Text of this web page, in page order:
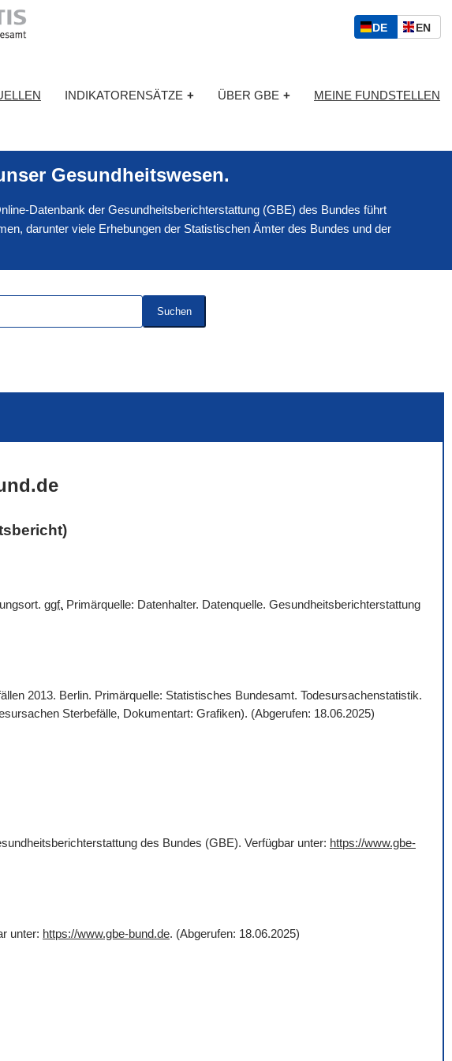
S
p
c
h
l
DED
S
ENE
I
H
INDIKATORENSÄTZE + ÜBER GBE + MEINE FUNDSTELLEN
Gesundheitswesen.
Datenbank der Gesundheitsberichterstattung (GBE) des Bundes führt
darunter viele Erhebungen der Statistischen Ämter des Bundes und der
Suchen
ggf. Primärquelle: Datenhalter. Datenquelle. Gesundheitsberichterstattung
2013. Berlin. Primärquelle: Statistisches Bundesamt. Todesursachenstatistik.
Sterbefälle, Dokumentart: Grafiken). (Abgerufen: 18.06.2025)
des Bundes (GBE). Verfügbar unter: https://www.gbe-
unter: https://www.gbe-bund.de. (Abgerufen: 18.06.2025)